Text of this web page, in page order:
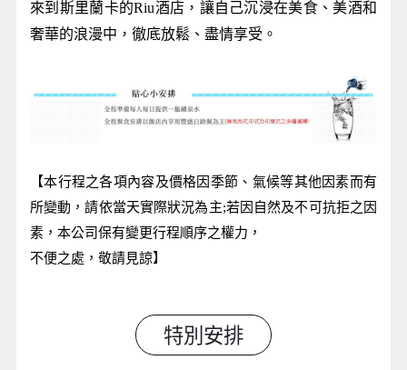
來到斯里蘭卡的Riu酒店，讓自己沉浸在美食、美酒和
奢華的浪漫中，徹底放鬆、盡情享受。
【本行程之各項內容及價格因季節、氣候等其他因素而有
所變動，請依當天實際狀況為主;若因自然及不可抗拒之因
素，本公司保有變更行程順序之權力，
不便之處，敬請見諒】
特別安排